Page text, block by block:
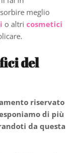
meglio
o altri cosmetici
del
riservato
di più
da questa